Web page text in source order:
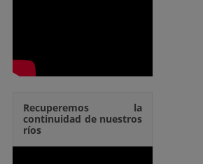
Recuperemos la
continuidad de nuestros
ríos